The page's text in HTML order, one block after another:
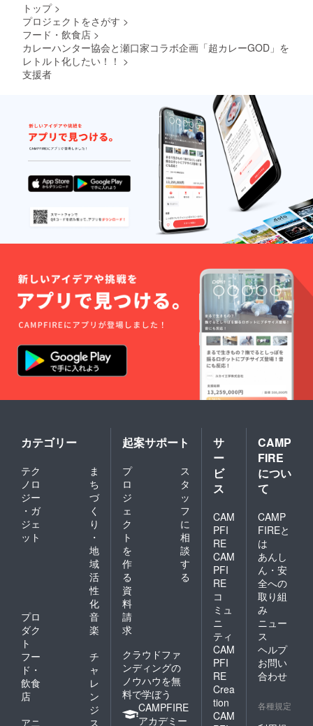
トップ >
プロジェクトをさがす >
フード・飲食店 >
カレーハンター協会と瀬口家コラボ企画「超カレーGOD」を
レトルト化したい！！ >
支援者
カテゴリー
テク
ノロ
ジー
・ガ
ジェ
ット
ま
ち
づ
く
り
・
地
域
活
性
化
プロ
ダク
ト
音
楽
フー
ド・
飲食
店
チ
ャ
レ
ン
ジ
アニ
ス
起案サポート
プ
ロ
ジ
ェ
ク
ト
を
作
る
ス
タ
ッ
フ
に
相
談
す
る
資
料
請
求
クラウドファ
ンディングの
ノウハウを無
料で学ぼう
CAMPFIRE
アカデミー
サ
ー
ビ
ス
CAM
PFI
RE
CAM
PFI
RE
コ
ミュ
ニ
ティ
CAM
PFI
RE
Crea
tion
CAM
CAMP
FIRE
につい
て
CAMP
FIREと
は
あんし
ん・安
全への
取り組
み
ニュー
ス
ヘルプ
お問い
合わせ
各種規定